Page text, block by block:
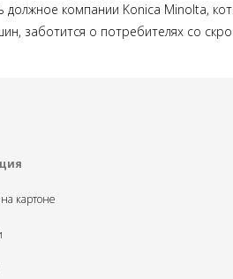
компании Konica Minolta,
заботится о потребителях со
картоне